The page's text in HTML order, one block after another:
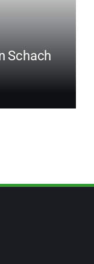
Schach